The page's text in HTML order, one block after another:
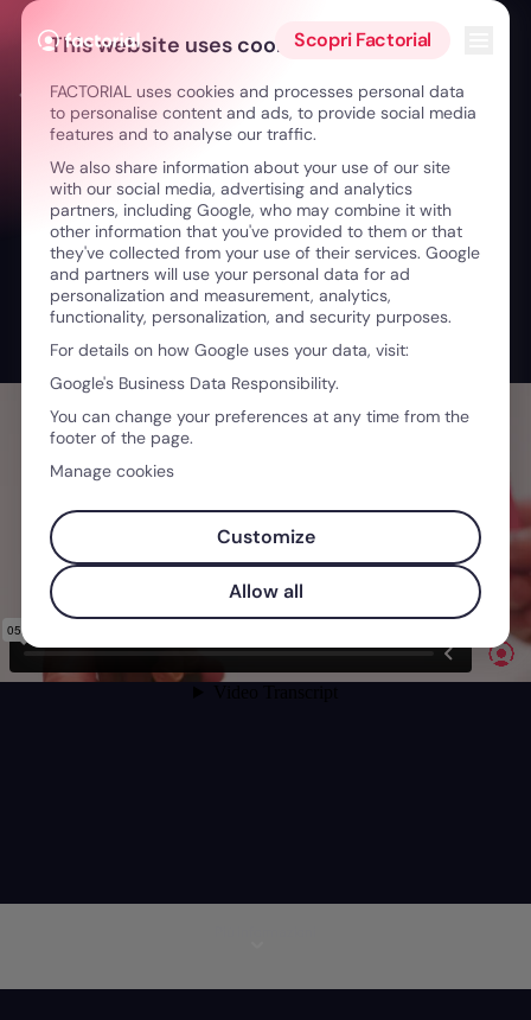
Vai al contenuto
Scopri Factorial
← Da CFO alla pensione a 44 anni: finanza senza tabù
This website uses cookies
FACTORIAL uses cookies and processes personal data
to personalise content and ads, to provide social media
features and to analyse our traffic.
We also share information about your use of our site
with our social media, advertising and analytics
partners, including Google, who may combine it with
other information that you've provided to them or that
they've collected from your use of their services. Google
and partners will use your personal data for ad
personalization and measurement, analytics,
functionality, personalization, and security purposes.
For details on how Google uses your data, visit:
Google's Business Data Responsibility.
You can change your preferences at any time from the
footer of the page.
Manage cookies
Customize
Allow all